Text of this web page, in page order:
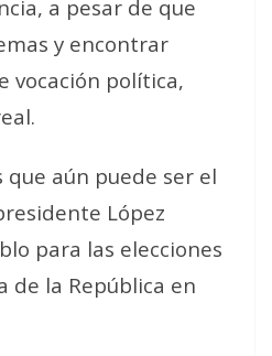
a pesar de que
y encontrar
vocación política,
que aún puede ser el
López
para las elecciones
de la República en